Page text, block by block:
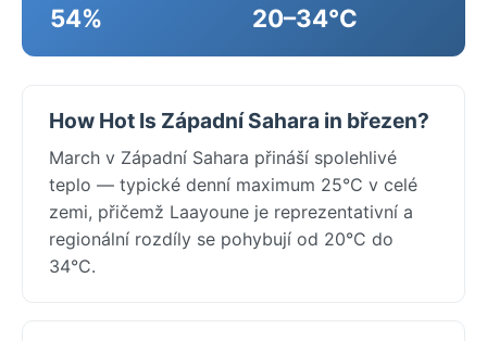
54% 20–34°C
How Hot Is Západní Sahara in březen?
March v Západní Sahara přináší spolehlivé
teplo — typické denní maximum 25°C v celé
zemi, přičemž Laayoune je reprezentativní a
regionální rozdíly se pohybují od 20°C do
34°C.